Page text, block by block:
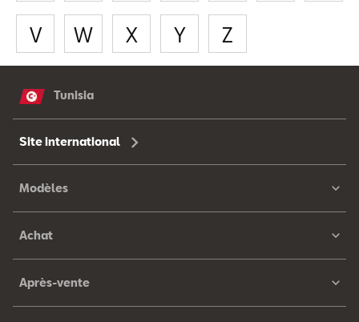
V W X Y Z
Tunisia
Site international
Modèles
Achat
Après-vente